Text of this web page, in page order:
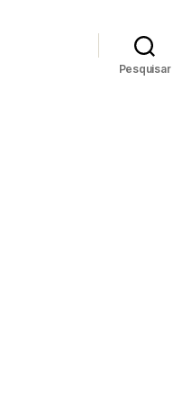
Pesquisar